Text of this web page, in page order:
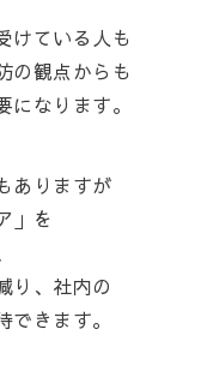
けている人も
の観点からも
になります。
ありますが
」を
り、社内の
きます。